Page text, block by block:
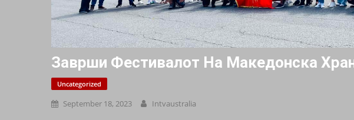
Заврши Фестивалот На Македонска
Uncategorized
September 18, 2023 Intvaustralia